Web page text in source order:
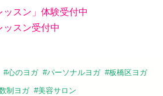
スン」体験受付中
ッスン受付中
#心のヨガ #パーソナルヨガ #板橋区ヨガ
制ヨガ #美容サロン